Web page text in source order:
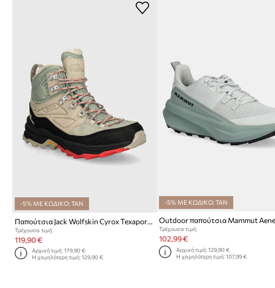
-5% ΜΕ ΚΩΔΙΚΟ: TAN
Παπούτσια Jack Wolfskin Cyrox Texapore Mid
Τρέχουσα τιμή:
119,90 €
Αρχική τιμή:179,90 €
Η χαμηλότερη τιμή:129,90 €
-5% ΜΕ ΚΩΔΙΚΟ: TAN
Outdoor παπούτσια Mammut
Τρέχουσα τιμή:
102,99 €
Αρχική τιμή: 129,90 €
Η χαμηλότερη τιμή: 107,99 €